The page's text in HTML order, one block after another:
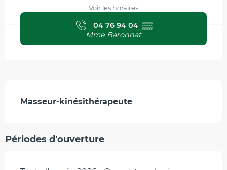
Voir les horaires
04 76 94 04 ▒▒
Mme Baronnat
Description
Masseur-kinésithérapeute
Périodes d'ouverture